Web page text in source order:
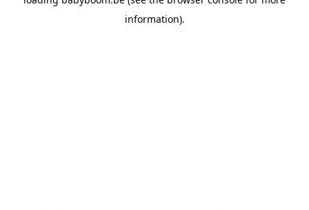
information).